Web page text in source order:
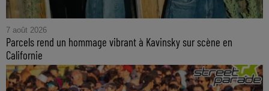
7 août 2026
Parcels rend un hommage vibrant à Kavinsky sur scène en
Californie